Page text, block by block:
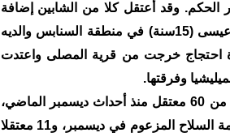
صدور الحكم. وقد أعتقل كلا من الشابين إضافة
للطفل أحمد عقيل عبدالله عيسى (15سنة) في منطقة السنابس والديه
مسيرة احتجاج خرجت من قرية المصلى واعتدت
وفرقتها.
تجدر الإشارة الى وجود أكثر من 60 معتقل منذ أحداث ديسمبر الماضي،
شملت أعلاه و15 معتقلا بتهمة السلاح المزعوم في ديسمبر، و11 معتقلا